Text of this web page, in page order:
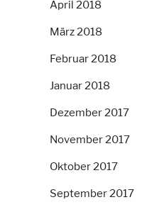
April 2018
März 2018
Februar 2018
Januar 2018
Dezember 2017
November 2017
Oktober 2017
September 2017